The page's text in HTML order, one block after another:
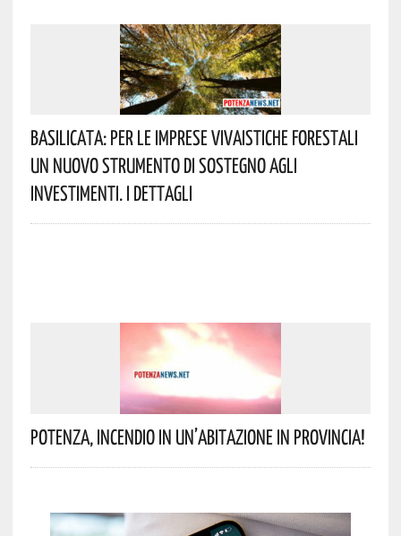
Basilicata: Per Le Imprese Vivaistiche Forestali
Un Nuovo Strumento Di Sostegno Agli
Investimenti. I Dettagli
Potenza, Incendio In Un’abitazione In Provincia!